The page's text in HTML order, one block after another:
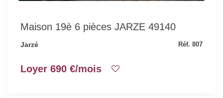
Maison 19è 6 pièces JARZE 49140
Jarzé Réf. 807
Loyer 690 €/mois